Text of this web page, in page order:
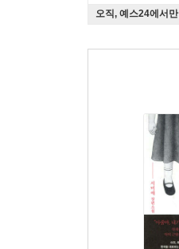
오직, 예스24에서만